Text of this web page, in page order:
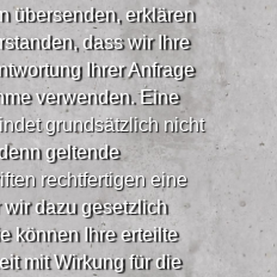
übersenden, erklären
dass wir Ihre
Ihrer Anfrage
verwenden. Eine
grundsätzlich nicht
geltende
rechtfertigen eine
dazu gesetzlich
können Ihre erteilte
mit Wirkung für die